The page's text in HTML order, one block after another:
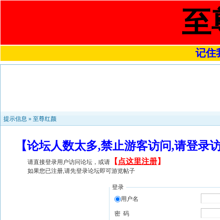
至
记住
提示信息 » 至尊红颜
【论坛人数太多,禁止游客访问,请登
请直接登录用户访问论坛，或请 【 点这里注册】
如果您已注册,请先登录论坛即可游览帖子
登录
用户名
密 码